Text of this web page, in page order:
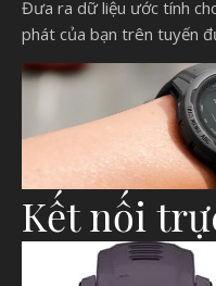
Đưa ra dữ liệu ước tính
phát của bạn trên tuyến
Kết nối